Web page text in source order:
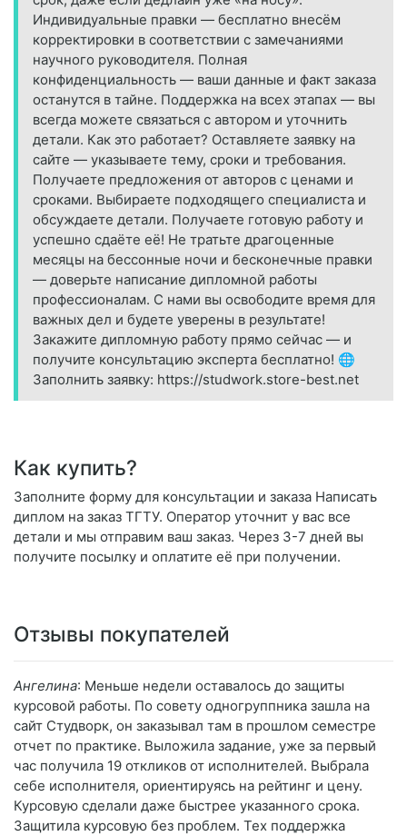
Индивидуальные правки — бесплатно внесём
корректировки в соответствии с замечаниями
научного руководителя. Полная
конфиденциальность — ваши данные и факт заказа
останутся в тайне. Поддержка на всех этапах — вы
всегда можете связаться с автором и уточнить
детали. Как это работает? Оставляете заявку на
сайте — указываете тему, сроки и требования.
Получаете предложения от авторов с ценами и
сроками. Выбираете подходящего специалиста и
обсуждаете детали. Получаете готовую работу и
успешно сдаёте её! Не тратьте драгоценные
месяцы на бессонные ночи и бесконечные правки
— доверьте написание дипломной работы
профессионалам. С нами вы освободите время для
важных дел и будете уверены в результате!
Закажите дипломную работу прямо сейчас — и
получите консультацию эксперта бесплатно! 🌐
Заполнить заявку: https://studwork.store-best.net
Как купить?
Заполните форму для консультации и заказа Написать
диплом на заказ ТГТУ. Оператор уточнит у вас все
детали и мы отправим ваш заказ. Через 3-7 дней вы
получите посылку и оплатите её при получении.
Отзывы покупателей
Ангелина: Меньше недели оставалось до защиты
курсовой работы. По совету одногруппника зашла на
сайт Студворк, он заказывал там в прошлом семестре
отчет по практике. Выложила задание, уже за первый
час получила 19 откликов от исполнителей. Выбрала
себе исполнителя, ориентируясь на рейтинг и цену.
Курсовую сделали даже быстрее указанного срока.
Защитила курсовую без проблем. Тех поддержка